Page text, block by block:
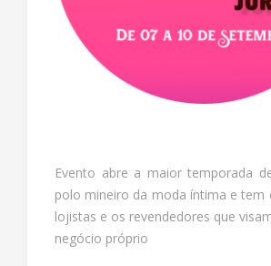
Evento abre a maior temporada
polo mineiro da moda íntima e
lojistas e os revendedores que
negócio próprio